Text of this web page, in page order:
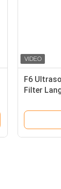
F6
Filter